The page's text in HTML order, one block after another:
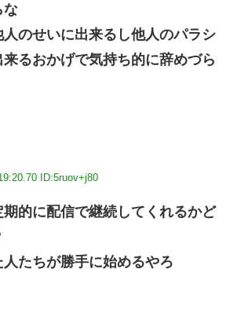
な
のせいに出来るし他人のパラシ
るおかげで気持ち的に辞めづら
ID:5ruov+j80
的に配信で継続してくれるかど
たちが勝手に始めるやろ